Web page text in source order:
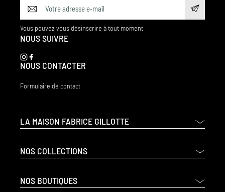
LA MAISON FABRICE GILLOTTE
NOS COLLECTIONS
NOS BOUTIQUES
Vous pouvez vous désinscrire à tout moment.
NOUS SUIVRE
NOUS CONTACTER
Formulaire de contact